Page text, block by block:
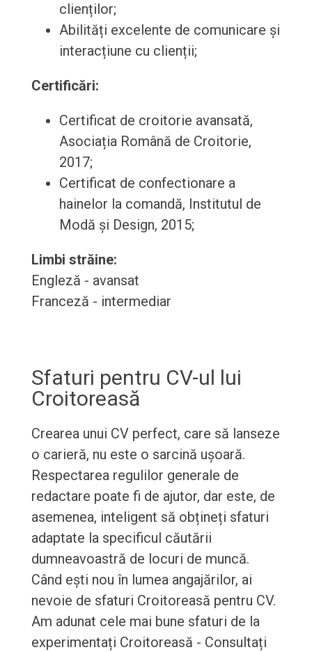
clienților;
Abilități excelente de comunicare și
interacțiune cu clienții;
Certificări:
Certificat de croitorie avansată,
Asociația Română de Croitorie,
2017;
Certificat de confectionare a
hainelor la comandă, Institutul de
Modă și Design, 2015;
Limbi străine:
Engleză - avansat
Franceză - intermediar
Sfaturi pentru CV-ul lui
Croitoreasă
Crearea unui CV perfect, care să lanseze
o carieră, nu este o sarcină ușoară.
Respectarea regulilor generale de
redactare poate fi de ajutor, dar este, de
asemenea, inteligent să obțineți sfaturi
adaptate la specificul căutării
dumneavoastră de locuri de muncă.
Când ești nou în lumea angajărilor, ai
nevoie de sfaturi Croitoreasă pentru CV.
Am adunat cele mai bune sfaturi de la
experimentați Croitoreasă - Consultați